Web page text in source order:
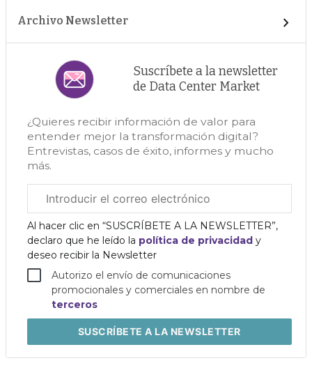
Archivo Newsletter
Suscríbete a la newsletter
de Data Center Market
¿Quieres recibir información de valor para
entender mejor la transformación digital?
Entrevistas, casos de éxito, informes y mucho
más.
electrónico
corporativo
Al hacer clic en “SUSCRÍBETE A LA NEWSLETTER”,
declaro que he leído la política de privacidad y
deseo recibir la Newsletter
Autorizo el envío de comunicaciones
promocionales y comerciales en nombre de
terceros
SUSCRÍBETEA LA NEWSLETTER